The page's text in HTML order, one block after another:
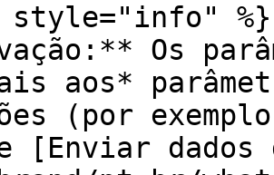
style="info" %}
Os
aos*
(por
[Enviar dados